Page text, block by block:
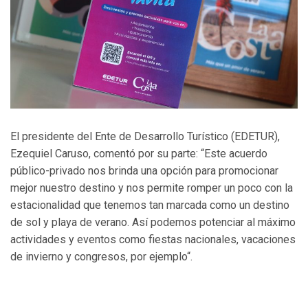
El presidente del Ente de Desarrollo Turístico (EDETUR),
Ezequiel Caruso, comentó por su parte: “Este acuerdo
público-privado nos brinda una opción para promocionar
mejor nuestro destino y nos permite romper un poco con la
estacionalidad que tenemos tan marcada como un destino
de sol y playa de verano. Así podemos potenciar al máximo
actividades y eventos como fiestas nacionales, vacaciones
de invierno y congresos, por ejemplo“.